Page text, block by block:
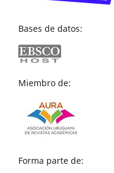
Bases de datos:
Miembro de:
Forma parte de: